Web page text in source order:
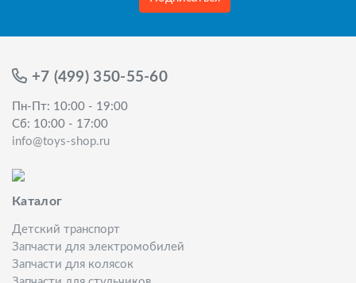
+7 (499) 350-55-60
Пн-Пт: 10:00 - 19:00
Сб: 10:00 - 17:00
info@toys-shop.ru
Каталог
Детский транспорт
Запчасти для электромобилей
Запчасти для колясок